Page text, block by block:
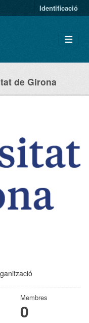
Identificació
de Girona
Membres
0